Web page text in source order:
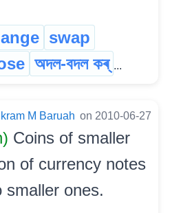
swap
অদল-বদল কৰ্ ...
M Baruah on 2010-06-27
Coins of smaller
of currency notes
smaller ones.